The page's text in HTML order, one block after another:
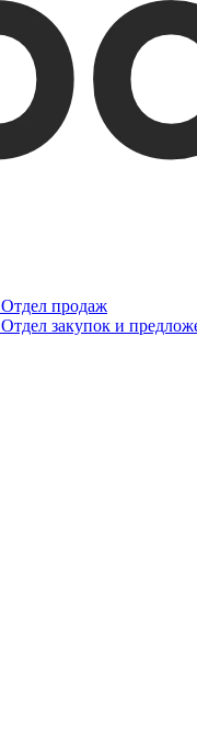
Отдел продаж
Отдел закупок и